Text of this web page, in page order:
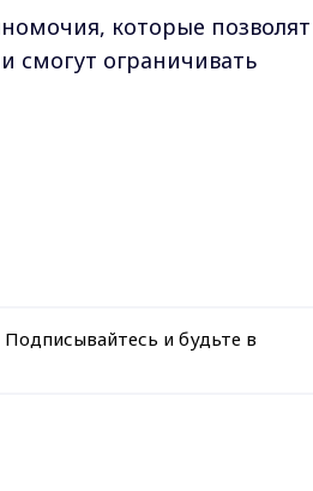
которые позволят
смогут ограничивать
Подписывайтесь и будьте в